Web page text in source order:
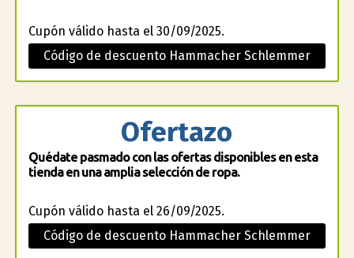
Cupón válido hasta el 30/09/2025.
Código de descuento Hammacher Schlemmer
Ofertazo
Quédate pasmado con las ofertas disponibles en esta
tienda en una amplia selección de ropa.
Cupón válido hasta el 26/09/2025.
Código de descuento Hammacher Schlemmer